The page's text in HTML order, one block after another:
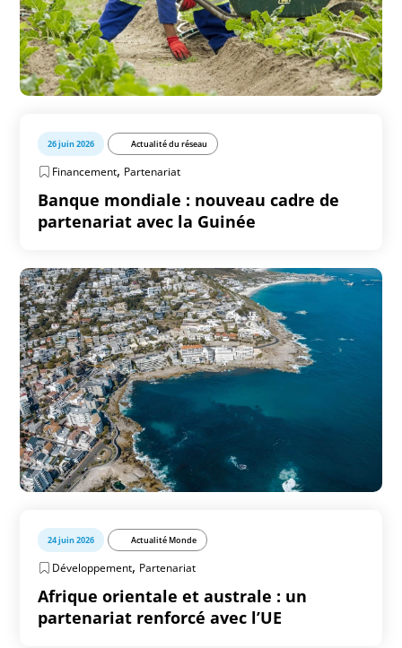
26 juin 2026 Actualité du réseau
Financement, Partenariat
Banque mondiale : nouveau cadre de
partenariat avec la Guinée
24 juin 2026 Actualité Monde
Développement, Partenariat
Afrique orientale et australe : un
partenariat renforcé avec l’UE